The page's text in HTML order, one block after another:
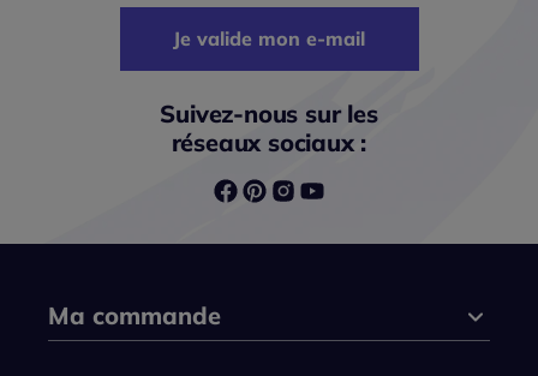
Je valide mon e-mail
Suivez-nous sur les
réseaux sociaux :
Ma commande